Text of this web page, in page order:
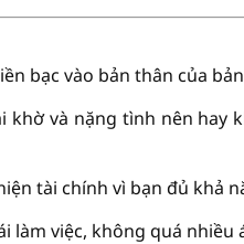
bạc vào bản thân của
khờ và nặng tình nên
tài chính vì bạn đủ khả
làm việc, không quá nhiều